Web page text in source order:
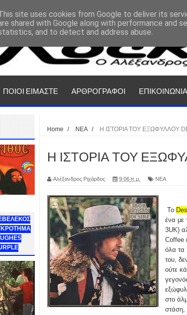
ΠΟΙΟΙ ΕΙΜΑΣΤΕ ΑΡΘΡΟΓΡΑΦΟΙ ΕΠΙΚΟΙΝΩΝΙΑ
Home / ΝΕΑ / Η ΙΣΤΟΡΙΑ ΤΟΥ ΕΞΩΦΥΛΛΟΥ
Η ΙΣΤΟΡΙΑ ΤΟΥ
Αλέξανδρος Ριχάρδος 9:06 π.μ. ΝΕΑ
Το
ένα με
3UK)
Coffee
όλα τα
του,
ούτε
στο
στάση,
site uses cookies from Google to deliver its
shared with Google along with performance and
and to detect and address abuse.